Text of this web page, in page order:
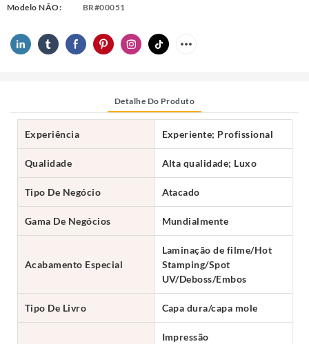
Modelo NÃO:
BR#00051
Detalhe Do Produto
Experiência Experiente; Profissional
Qualidade Alta qualidade; Luxo
Tipo De Negócio Atacado
Gama De Negócios Mundialmente
Acabamento Especial
Laminação de filme/Hot
Stamping/Spot
UV/Deboss/Embos
Tipo De Livro Capa dura/capa mole
Impressão